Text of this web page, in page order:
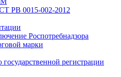
РВ 0015-002-2012
Роспотребнадзора
марки
государственной регистрации